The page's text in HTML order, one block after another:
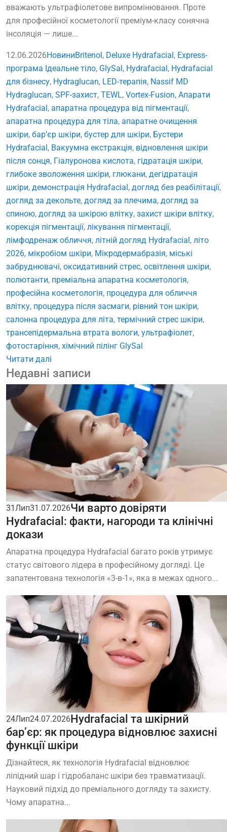
вважають ультрафіолетове випромінювання. Проте
для професійної косметології преміум-класу сонячна
інсоляція — лише...
12.06.2026НовиниBritenol , Deluxe Hydrafacial , Express-
програма Ідеальне тіло, GlySal , Hydrafacial , Hydrafacial
для бізнесу, Hydraglucan, LED-терапія, Nassif MD
Hydraglucan, SPF-захист, TEWL, Vortex-Fusion, Апарати
Hydrafacial , апаратна процедура від пігментації,
апаратна процедура для тіла, апаратне очищення
шкіри, бар’єр шкіри, бустер для шкіри, Бустери
Hydrafacial , Вакуумна екстракція, відновлення шкіри
після сонця, Гіалуронова кислота, гідратація шкіри,
глибоке зволоження шкіри, глюкани, дегідратація
шкіри, демонстрація Hydrafacial , догляд без реабілітації,
догляд за декольте, догляд за плечима, догляд за
спиною, догляд за шкірою влітку, захист шкіри влітку,
корекція пігментації, лікування пігментації,
лімфодренаж обличчя, літній догляд Hydrafacial , літо
2026, мікробіом шкіри, Мікродермабразія, міські
забруднювачі, оксидативний стрес, освітлення шкіри,
полютанти, преміальна апаратна косметологія,
професійна косметологія, процедура для обличчя
влітку, процедура після засмаги, рівний тон шкіри,
салонна процедура для літа, термічний стрес шкіри,
трансепідермальна втрата вологи, ультрафіолет,
фотостаріння, хімічний пілінг GlySal
Читати далі
Недавні записи
31 Лип31.07.2026Чи варто довіряти
Hydrafacial: факти, нагороди та клінічні
докази
Апаратна процедура Hydrafacial багато років утримує
статус світового лідера в професійному догляді. Це
запатентована технологія «3-в-1», яка в межах одного...
24Лип24.07.2026Hydrafacial та шкірний
бар’єр: як процедура відновлює захисні
функції шкіри
Дізнайтеся, як технологія Hydrafacial відновлює
ліпідний шар і гідробаланс шкіри без травматизації.
Науковий підхід до преміального догляду та захисту.
Чому апаратна...